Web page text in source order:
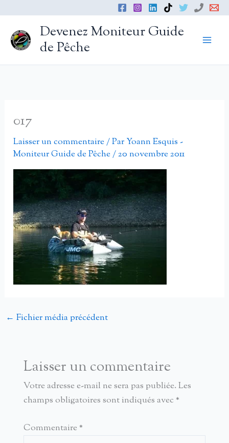
contenu
Devenez Moniteur Guide
de Pêche
017
Laisser un commentaire/ ParYoann Esquis -
Moniteur Guide de Pêche/20 novembre 2011
← Fichier média précédent
Laisser un commentaire
Votre adresse e-mail ne sera pas publiée. Les
champs obligatoires sont indiqués avec *
Commentaire *